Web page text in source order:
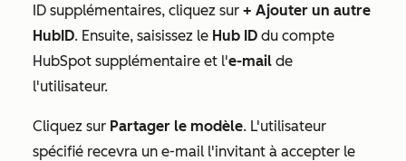
ID supplémentaires, cliquez sur + Ajouter un autre
HubID. Ensuite, saisissez le Hub ID du compte
HubSpot supplémentaire et l'e-mail de
l'utilisateur.
Cliquez sur Partager le modèle. L'utilisateur
spécifié recevra un e-mail l'invitant à accepter le